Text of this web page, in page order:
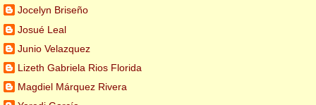
Jocelyn Briseño
Josué Leal
Junio Velazquez
Lizeth Gabriela Rios Florida
Magdiel Márquez Rivera